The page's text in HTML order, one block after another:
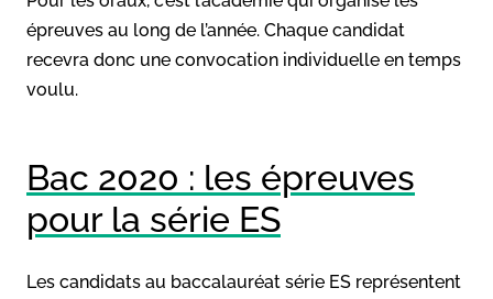
épreuves au long de l’année. Chaque candidat
recevra donc une convocation individuelle en temps
voulu.
Bac 2020 : les épreuves
pour la série ES
Les candidats au baccalauréat série ES représentent